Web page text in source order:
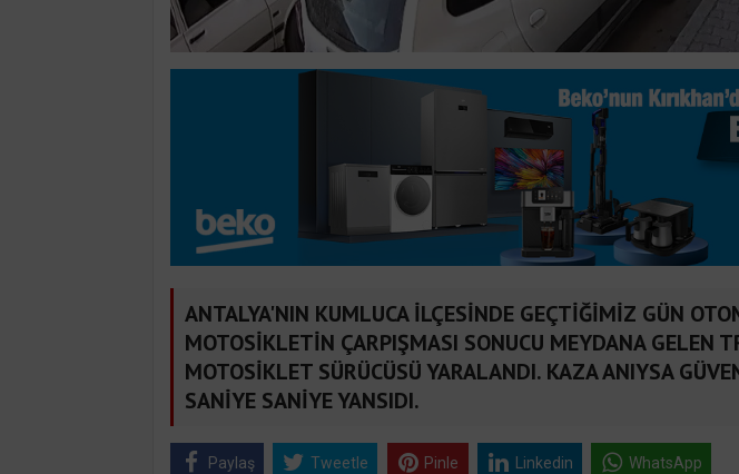
ANTALYA'NIN KUMLUCA İLÇESİNDE GEÇTİĞİMİZ GÜN
MOTOSİKLETİN ÇARPIŞMASI SONUCU MEYDANA GELEN
MOTOSİKLET SÜRÜCÜSÜ YARALANDI. KAZA ANIYSA
SANİYE SANİYE YANSIDI.
Paylaş Tweetle Pinle Linkedin WhatsApp